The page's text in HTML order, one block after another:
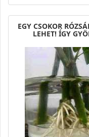
EGY CSOKOR
LEHET! ÍGY